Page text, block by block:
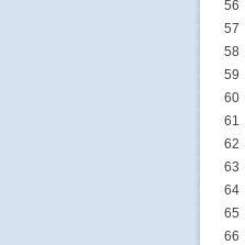
56
57
58
59
60
61
62
63
64
65
66